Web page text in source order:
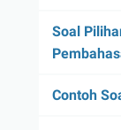
Soal
Contoh